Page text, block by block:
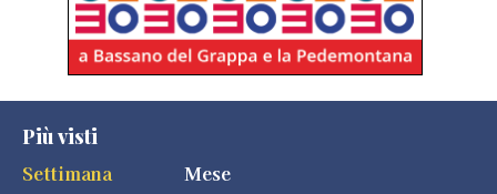
Più visti
Settimana
Mese